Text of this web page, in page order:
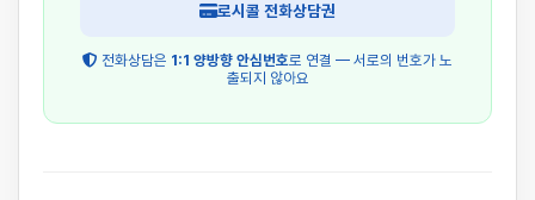
로시콜 전화상담권
전화상담은 1:1 양방향 안심번호로 연결 — 서로의 번호가 노
출되지 않아요